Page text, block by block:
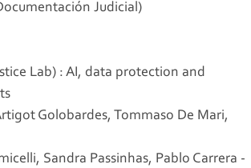
Judicial)
Lab) : AI, data protection and
Golobardes, Tommaso De Mari,
Sandra Passinhas, Pablo Carrera -